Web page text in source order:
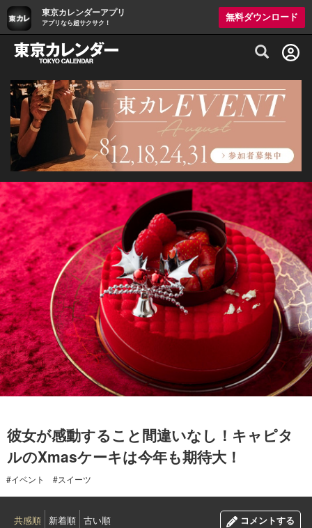
東京カレンダーアプリ
アプリなら超サクサク！
無料ダウンロード
グルメ情報・プレミアムレストラン予約
彼女が感動すること間違いなし！キャピタ
ルのXmasケーキは今年も期待大！
#イベント #スイーツ
共感順 新着順 古い順 コメントする